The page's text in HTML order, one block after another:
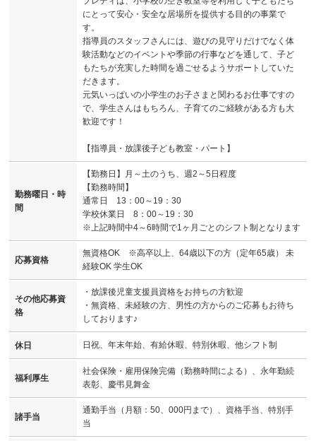
にとって安心・安全な居場所を提供する目的の事業で
す。
指導員のスタッフさんには、遊びの見守りだけでなく体
験活動などのイベントや季節の行事などを通して、子ど
もたちが充実した時間を過ごせるようサポートしていた
だきます。
元気いっぱいの小学生のお子さまと関わるお仕事ですの
で、学生さんはもちろん、子育てのご経験がある方も大
歓迎です！
【指導員・放課後子ども教室・パート】
勤務曜日・時
間
【勤務日】月～土のうち、週2～5日程度
【勤務時間】
通常日 13：00～19：30
学校休業日 8：00～19：30
※上記時間中4～6時間で1ヶ月ごとのシフト制となります
応募資格
無資格OK ※高卒以上、64歳以下の方（定年65歳） 未
経験OK 学生OK
その他応募資
格
・放課後児童支援員資格をお持ちの方歓迎
・無資格、未経験の方、男性の方からのご応募もお待ち
しております♪
休日 日祝、年末年始、有給休暇、特別休暇、他シフト制
福利厚生
社会保険・雇用保険完備（勤務時間による）、永年勤続
表彰、慶弔見舞金
諸手当
通勤手当（月額：50、000円まで）、資格手当、特別手
当